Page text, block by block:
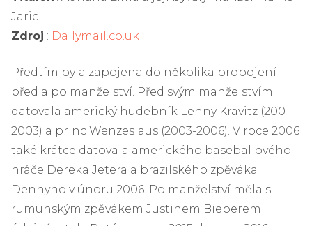
Jaric.
Zdroj : Dailymail.co.uk
Předtím byla zapojena do několika propojení
před a po manželství. Před svým manželstvím
datovala americký hudebník Lenny Kravitz (2001-
2003) a princ Wenzeslaus (2003-2006). V roce 2006
také krátce datovala amerického baseballového
hráče Dereka Jetera a brazilského zpěváka
Dennyho v únoru 2006. Po manželství měla s
rumunským zpěvákem Justinem Bieberem